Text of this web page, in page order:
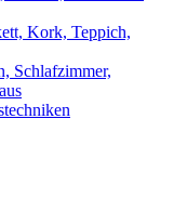
Kork, Teppich,
Schlafzimmer,